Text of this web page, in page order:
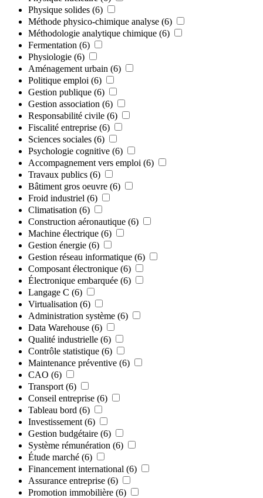
Physique solides (6)
Méthode physico-chimique analyse (6)
Méthodologie analytique chimique (6)
Fermentation (6)
Physiologie (6)
Aménagement urbain (6)
Politique emploi (6)
Gestion publique (6)
Gestion association (6)
Responsabilité civile (6)
Fiscalité entreprise (6)
Sciences sociales (6)
Psychologie cognitive (6)
Accompagnement vers emploi (6)
Travaux publics (6)
Bâtiment gros oeuvre (6)
Froid industriel (6)
Climatisation (6)
Construction aéronautique (6)
Machine électrique (6)
Gestion énergie (6)
Gestion réseau informatique (6)
Composant électronique (6)
Électronique embarquée (6)
Langage C (6)
Virtualisation (6)
Administration système (6)
Data Warehouse (6)
Qualité industrielle (6)
Contrôle statistique (6)
Maintenance préventive (6)
CAO (6)
Transport (6)
Conseil entreprise (6)
Tableau bord (6)
Investissement (6)
Gestion budgétaire (6)
Système rémunération (6)
Étude marché (6)
Financement international (6)
Assurance entreprise (6)
Promotion immobilière (6)